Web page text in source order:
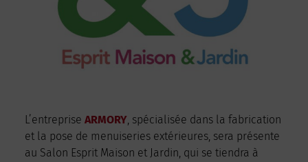
L’entreprise ARMORY, spécialisée dans la fabrication
et la pose de menuiseries extérieures, sera présente
au Salon Esprit Maison et Jardin, qui se tiendra à